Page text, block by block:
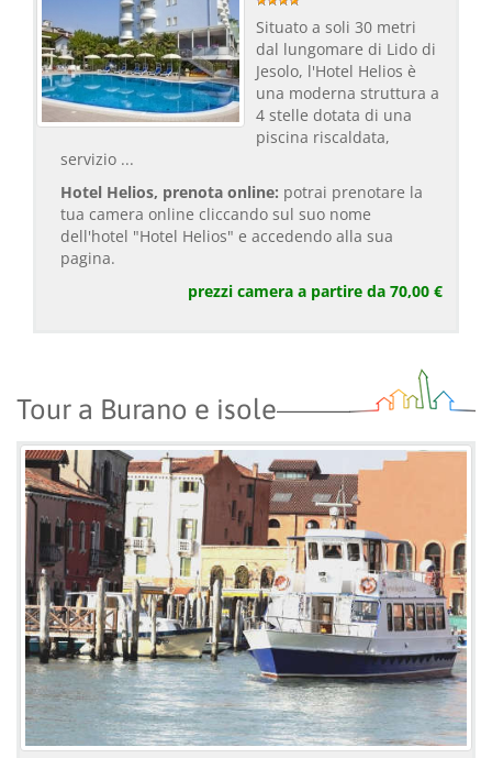
Situato a soli 30 metri
dal lungomare di Lido di
Jesolo, l'Hotel Helios è
una moderna struttura a
4 stelle dotata di una
piscina riscaldata,
servizio ...
Hotel Helios, prenota online: potrai prenotare la
tua camera online cliccando sul suo nome
dell'hotel "Hotel Helios" e accedendo alla sua
pagina.
prezzi camera a partire da 70,00 €
Tour a Burano e isole